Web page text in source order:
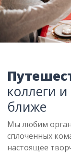
коллеги
ближе
Мы любим
сплоченных
настоящее